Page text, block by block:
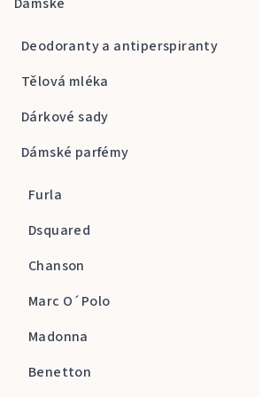
Deodoranty a antiperspiranty
Tělová mléka
Dárkové sady
Dámské parfémy
Furla
Dsquared
Chanson
Marc O´Polo
Madonna
Benetton